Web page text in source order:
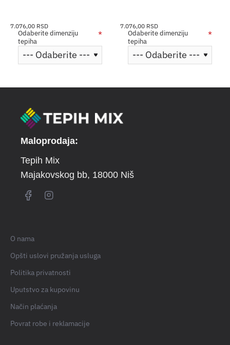
7.076,00 RSD
Odaberite dimenziju
tepiha
7.076,00 RSD
Odaberite dimenziju
tepiha
Maloprodaja:
Tepih Mix
Majakovskog bb, 18000 Niš
O nama
Opšti uslovi pružanja usluga
Politika privatnosti
Uputstvo za kupovinu
Način plaćanja
Povrat robe i reklamacije